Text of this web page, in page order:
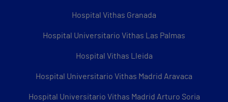
Hospital Vithas Granada
Hospital Universitario Vithas Las Palmas
Hospital Vithas Lleida
Hospital Universitario Vithas Madrid Aravaca
Hospital Universitario Vithas Madrid Arturo Soria